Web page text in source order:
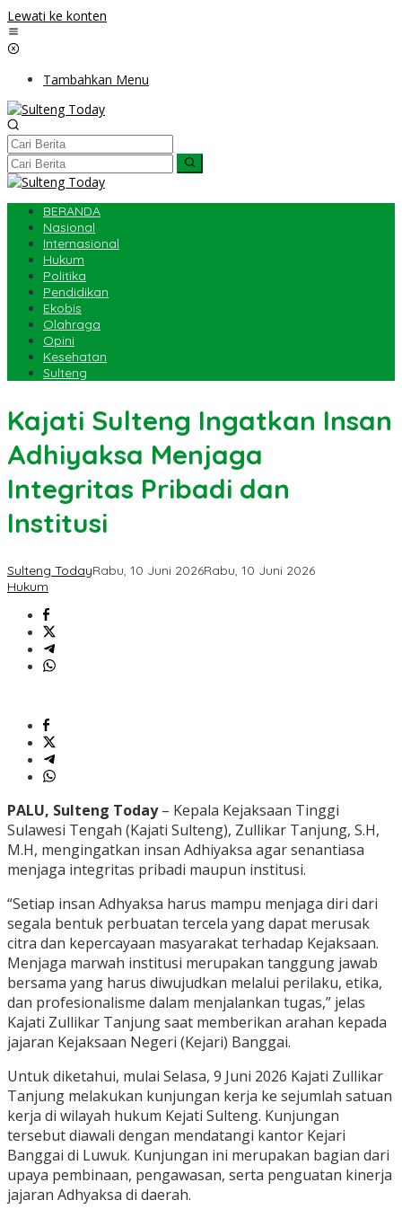
Lewati ke konten
Tambahkan Menu
BERANDA
Nasional
Internasional
Hukum
Politika
Pendidikan
Ekobis
Olahraga
Opini
Kesehatan
Sulteng
Kajati Sulteng Ingatkan Insan
Adhiyaksa Menjaga
Integritas Pribadi dan
Institusi
Sulteng TodayRabu, 10 Juni 2026Rabu, 10 Juni 2026
Hukum
PALU, Sulteng Today– Kepala Kejaksaan Tinggi
Sulawesi Tengah (Kajati Sulteng), Zullikar Tanjung, S.H,
M.H, mengingatkan insan Adhiyaksa agar senantiasa
menjaga integritas pribadi maupun institusi.
“Setiap insan Adhyaksa harus mampu menjaga diri dari
segala bentuk perbuatan tercela yang dapat merusak
citra dan kepercayaan masyarakat terhadap Kejaksaan.
Menjaga marwah institusi merupakan tanggung jawab
bersama yang harus diwujudkan melalui perilaku, etika,
dan profesionalisme dalam menjalankan tugas,” jelas
Kajati Zullikar Tanjung saat memberikan arahan kepada
jajaran Kejaksaan Negeri (Kejari) Banggai.
Untuk diketahui, mulai Selasa, 9 Juni 2026 Kajati Zullikar
Tanjung melakukan kunjungan kerja ke sejumlah satuan
kerja di wilayah hukum Kejati Sulteng. Kunjungan
tersebut diawali dengan mendatangi kantor Kejari
Banggai di Luwuk. Kunjungan ini merupakan bagian dari
upaya pembinaan, pengawasan, serta penguatan kinerja
jajaran Adhyaksa di daerah.